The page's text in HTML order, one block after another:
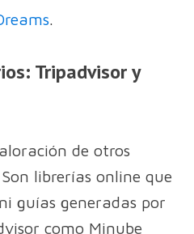
.
Tripadvisor y
de otros
librerías online que
guías generadas por
como Minube